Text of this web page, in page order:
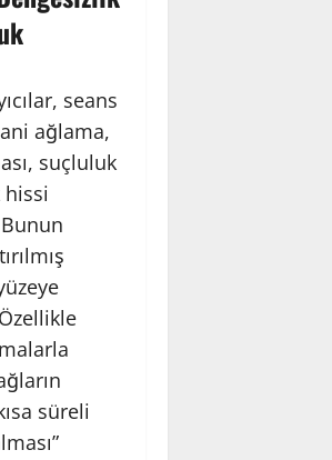
seans
ağlama,
suçluluk
süreli